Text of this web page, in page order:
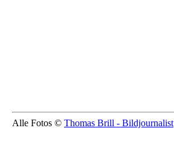
Alle Fotos © Thomas Brill - Bildjournalist